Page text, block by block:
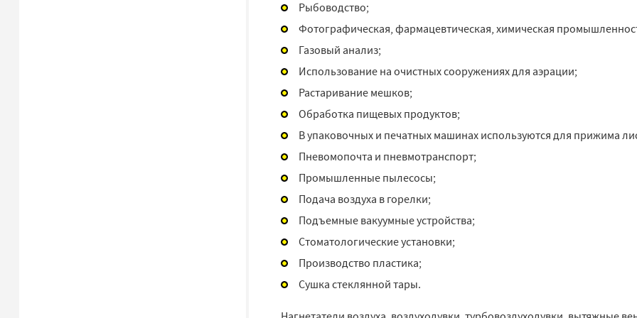
Рыбоводство;
Фотографическая, фармацевтическая, химическая
Газовый анализ;
Использование на очистных сооружениях для аэрации;
Растаривание мешков;
Обработка пищевых продуктов;
В упаковочных и печатных машинах используются для прижима
Пневомопочта и пневмотранспорт;
Промышленные пылесосы;
Подача воздуха в горелки;
Подъемные вакуумные устройства;
Стоматологические установки;
Производство пластика;
Сушка стеклянной тары.